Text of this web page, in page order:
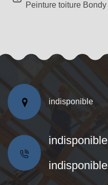
Peinture toiture Bondy
indisponible
indisponible
indisponible